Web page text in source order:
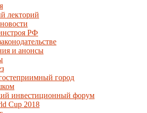
лекторий
РФ
и анонсы
город
инвестиционный форум
Cup 2018